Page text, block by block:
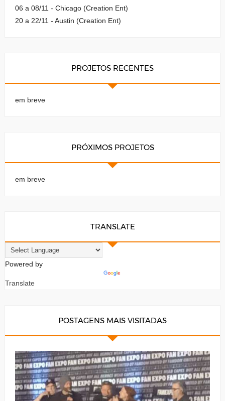
06 a 08/11 - Chicago (Creation Ent)
20 a 22/11 - Austin (Creation Ent)
PROJETOS RECENTES
em breve
PRÓXIMOS PROJETOS
em breve
TRANSLATE
Powered by
Translate
POSTAGENS MAIS VISITADAS